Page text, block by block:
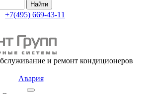
Найти
+7(495) 669-43-11
и ремонт кондиционеров
Авария